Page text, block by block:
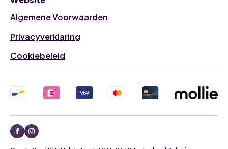
Algemene Voorwaarden
Privacyverklaring
Cookiebeleid